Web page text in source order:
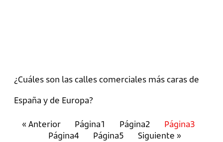
¿Cuáles son las calles comerciales más caras de
España y de Europa?
« Anterior Página1 Página2 Página3
Página4 Página5 Siguiente »